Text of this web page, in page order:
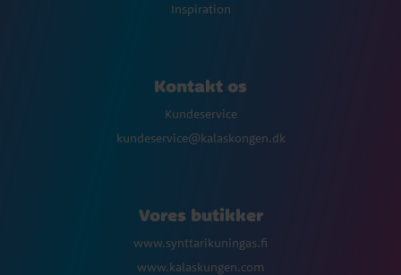
Inspiration
Kontakt os
Kundeservice
kundeservice@kalaskongen.dk
Vores butikker
www.synttarikuningas.fi
www.kalaskungen.com